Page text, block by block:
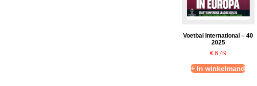
Voetbal International – 40
2025
€6,49
+ In winkelmand